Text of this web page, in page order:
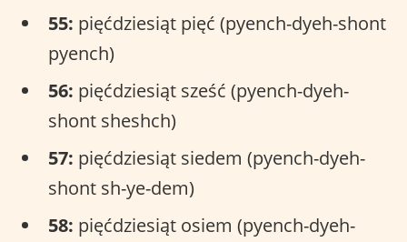
55: pięćdziesiąt pięć (pyench-dyeh-shont
pyench)
56: pięćdziesiąt sześć (pyench-dyeh-
shont sheshch)
57: pięćdziesiąt siedem (pyench-dyeh-
shont sh-ye-dem)
58: pięćdziesiąt osiem (pyench-dyeh-